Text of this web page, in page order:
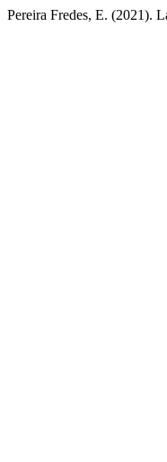
Pereira Fredes, E. (2021).